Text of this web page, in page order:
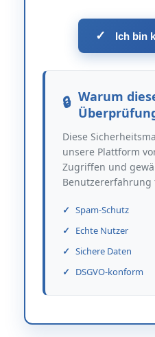
✓ Ich bin
Warum
Diese
unsere Plattform
Zugriffen und
Benutzererfahrung
Spam-Schutz
Echte Nutzer
Sichere Daten
DSGVO-konform